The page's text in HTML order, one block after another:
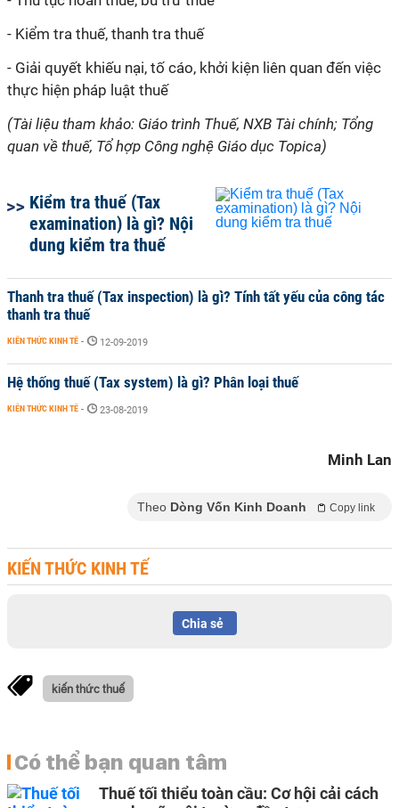
- Kiểm tra thuế, thanh tra thuế
- Giải quyết khiếu nại, tố cáo, khởi kiện liên quan đến việc
thực hiện pháp luật thuế
(Tài liệu tham khảo: Giáo trình Thuế, NXB Tài chính; Tổng
quan về thuế, Tổ hợp Công nghệ Giáo dục Topica)
Kiểm tra thuế (Tax
examination) là gì? Nội
dung kiểm tra thuế
Thanh tra thuế (Tax inspection) là gì? Tính tất yếu của công tác
thanh tra thuế
KIẾN THỨC KINH TẾ - 12-09-2019
Hệ thống thuế (Tax system) là gì? Phân loại thuế
KIẾN THỨC KINH TẾ - 23-08-2019
Minh Lan
Theo Dòng Vốn Kinh Doanh Copy link
KIẾN THỨC KINH TẾ
Chia sẻ
kiến thức thuế
Có thể bạn quan tâm
Thuế tối thiểu toàn cầu: Cơ hội cải cách